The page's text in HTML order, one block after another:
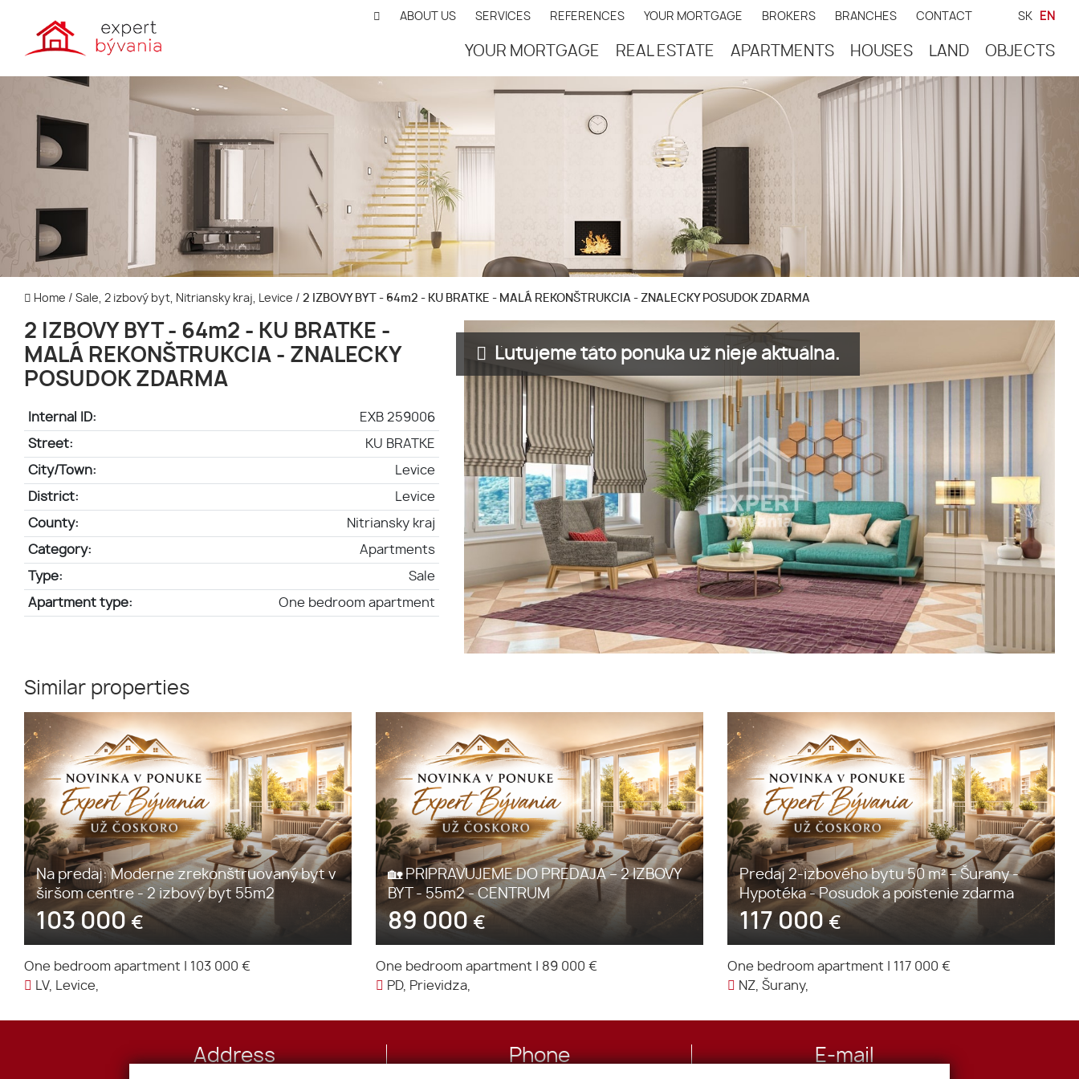
ABOUT US SERVICES REFERENCES YOUR MORTGAGE BROKERS BRANCHES CONTACT SK EN
YOUR MORTGAGE REAL ESTATE APARTMENTS HOUSES LAND OBJECTS
Home / Sale, 2 izbový byt, Nitriansky kraj, Levice / 2 IZBOVY BYT - 64m2 - KU BRATKE - MALÁ REKONŠTRUKCIA - ZNALECKY POSUDOK ZDARMA
2 IZBOVY BYT - 64m2 - KU BRATKE -
MALÁ REKONŠTRUKCIA - ZNALECKY
POSUDOK ZDARMA
Internal ID: EXB 259006
Street: KU BRATKE
City/Town: Levice
District: Levice
County: Nitriansky kraj
Category: Apartments
Type: Sale
Apartment type: One bedroom apartment
Ľutujeme táto ponuka už nieje aktuálna.
Similar properties
Na predaj: Moderne zrekonštruovaný byt v
širšom centre - 2 izbový byt 55m2
103 000€
One bedroom apartment
103 000 €
LV, Levice,
🏡 PRIPRAVUJEME DO PREDAJA – 2 IZBOVY
BYT - 55m2 - CENTRUM
89 000€
One bedroom apartment
89 000 €
PD, Prievidza,
Predaj 2-izbového bytu 50 m² – Šurany -
Hypotéka - Posudok a poistenie zdarma
117 000€
One bedroom apartment
117 000 €
NZ, Šurany,
Address Phone E-mail